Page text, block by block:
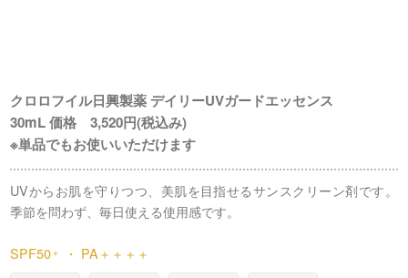
クロロフイル日興製薬 デイリーUVガードエッセンス
30mL 価格 3,520円(税込み)
※単品でもお使いいただけます
UVからお肌を守りつつ、美肌を目指せるサンスクリーン剤です。
季節を問わず、毎日使える使用感です。
SPF50＋ ・ PA＋＋＋＋